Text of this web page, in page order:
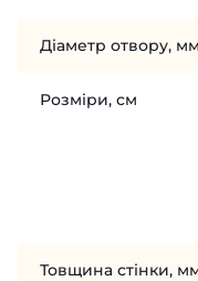
Діаметр отвору, мм
Розміри, см
Товщина стінки,